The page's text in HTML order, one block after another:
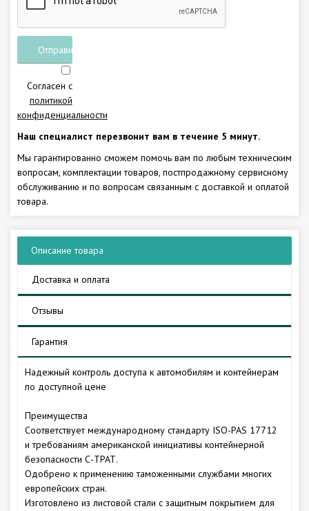
Отправить
заявку
Согласен с
политикой
конфиденциальности
Наш специалист перезвонит вам в течение 5 минут.
Мы гарантированно сможем помочь вам по любым техническим
вопросам, комплектации товаров, постпродажному сервисному
обслуживанию и по вопросам связанным с доставкой и оплатой
товара.
Описание товара
Доставка и оплата
Отзывы
Гарантия
Надежный контроль доступа к автомобилям и контейнерам
по доступной цене
Преимущества
Соответствует международному стандарту ISO-PAS 17712
и требованиям американской инициативы контейнерной
безопасности С-ТРАТ.
Одобрено к применению таможенными службами многих
европейских стран.
Изготовлено из листовой стали с защитным покрытием для